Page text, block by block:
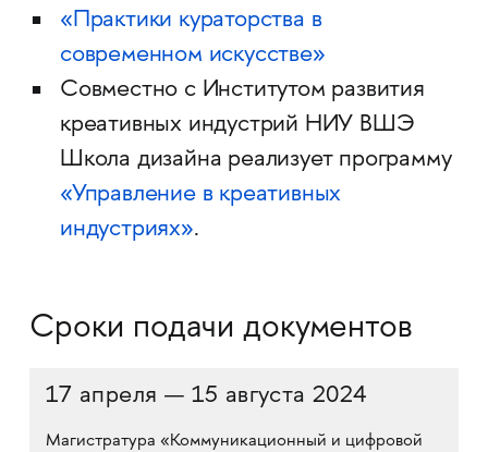
«Практики кураторства в
современном искусстве»
Совместно с Институтом развития
креативных индустрий НИУ ВШЭ
Школа дизайна реализует программу
«Управление в креативных
индустриях».
Сроки подачи документов
17 апреля — 15 августа 2024
Магистратура «Коммуникационный и цифровой